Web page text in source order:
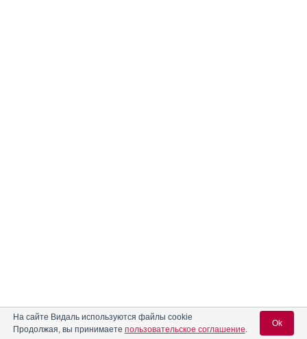
На сайте Видаль используются файлы cookie
Продолжая, вы принимаете пользовательское соглашение.
Ok